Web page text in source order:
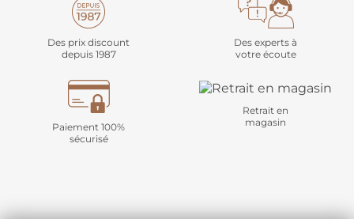
Des prix discount
depuis 1987
Des experts à
votre écoute
Paiement 100%
sécurisé
Retrait en
magasin